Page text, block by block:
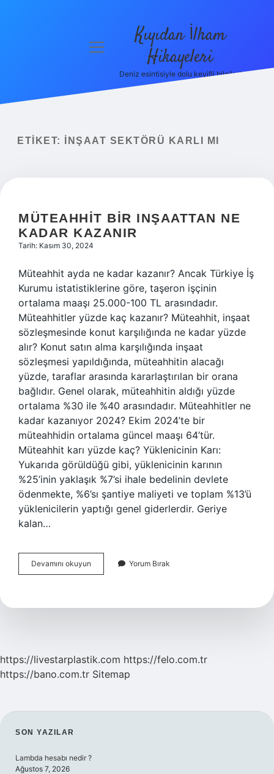
menüyü
Kıyıdan İlham
Hikayeleri
Deniz esintisiyle dolu keyifli bilgiler!
ETIKET: İNŞAAT SEKTÖRÜ KARLI MI
MÜTEAHHIT BIR INŞAATTAN NE
KADAR KAZANIR
Tarih: Kasım 30, 2024
Müteahhit ayda ne kadar kazanır? Ancak Türkiye İş
Kurumu istatistiklerine göre, taşeron işçinin
ortalama maaşı 25.000-100 TL arasındadır.
Müteahhitler yüzde kaç kazanır? Müteahhit, inşaat
sözleşmesinde konut karşılığında ne kadar yüzde
alır? Konut satın alma karşılığında inşaat
sözleşmesi yapıldığında, müteahhitin alacağı
yüzde, taraflar arasında kararlaştırılan bir orana
bağlıdır. Genel olarak, müteahhitin aldığı yüzde
ortalama %30 ile %40 arasındadır. Müteahhitler ne
kadar kazanıyor 2024? Ekim 2024’te bir
müteahhidin ortalama güncel maaşı 64’tür.
Müteahhit karı yüzde kaç? Yüklenicinin Karı:
Yukarıda görüldüğü gibi, yüklenicinin karının
%25’inin yaklaşık %7’si ihale bedelinin devlete
ödenmekte, %6’sı şantiye maliyeti ve toplam %13’ü
yüklenicilerin yaptığı genel giderlerdir. Geriye
kalan…
Devamını okuyun Müteahhit
Bir
Kadar
Yorum Bırak
https://livestarplastik.com https://felo.com.tr
https://bano.com.tr Sitemap
SIDEBAR
SON YAZILAR
Lambda hesabı nedir ?
Ağustos 7, 2026